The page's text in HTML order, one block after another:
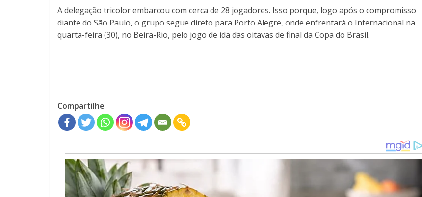
A delegação tricolor embarcou com cerca de 28 jogadores. Isso porque, logo após o compromisso
diante do São Paulo, o grupo segue direto para Porto Alegre, onde enfrentará o Internacional na
quarta-feira (30), no Beira-Rio, pelo jogo de ida das oitavas de final da Copa do Brasil.
Compartilhe